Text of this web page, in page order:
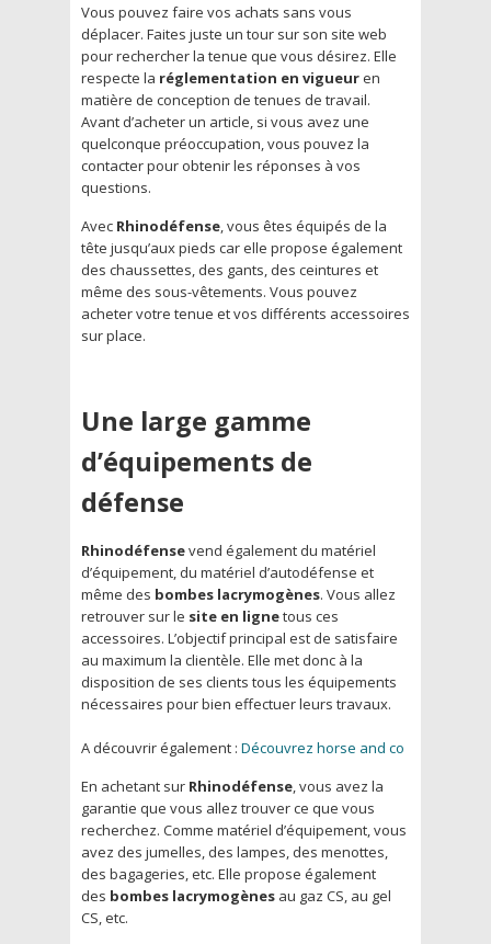
Vous pouvez faire vos achats sans vous
déplacer. Faites juste un tour sur son site web
pour rechercher la tenue que vous désirez. Elle
respecte la réglementation en vigueuren
matière de conception de tenues de travail.
Avant d’acheter un article, si vous avez une
quelconque préoccupation, vous pouvez la
contacter pour obtenir les réponses à vos
questions.
Avec Rhinodéfense, vous êtes équipés de la
tête jusqu’aux pieds car elle propose également
des chaussettes, des gants, des ceintures et
même des sous-vêtements. Vous pouvez
acheter votre tenue et vos différents accessoires
sur place.
Une large gamme
d’équipements de
défense
Rhinodéfensevend également du matériel
d’équipement, du matériel d’autodéfense et
même des bombes lacrymogènes. Vous allez
retrouver sur le site en lignetous ces
accessoires. L’objectif principal est de satisfaire
au maximum la clientèle. Elle met donc à la
disposition de ses clients tous les équipements
nécessaires pour bien effectuer leurs travaux.
A découvrir également : Découvrez horse and co
En achetant sur Rhinodéfense, vous avez la
garantie que vous allez trouver ce que vous
recherchez. Comme matériel d’équipement, vous
avez des jumelles, des lampes, des menottes,
des bagageries, etc. Elle propose également
des bombes lacrymogènes au gaz CS, au gel
CS, etc.